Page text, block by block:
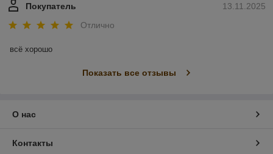
13.11.2025
Покупатель
Отлично
всё хорошо
Показать все отзывы
О нас
Контакты